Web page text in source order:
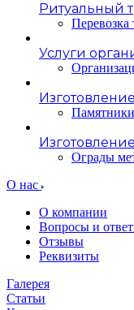
Ритуальный
Услуги
Ограды
О нас
О компании
Вопросы и
Отзывы
Реквизиты
Галерея
Статьи